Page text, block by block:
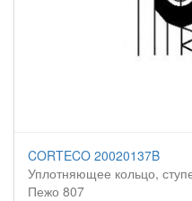
CORTECO 20020137B
Уплотняющее кольцо,
Пежо 807